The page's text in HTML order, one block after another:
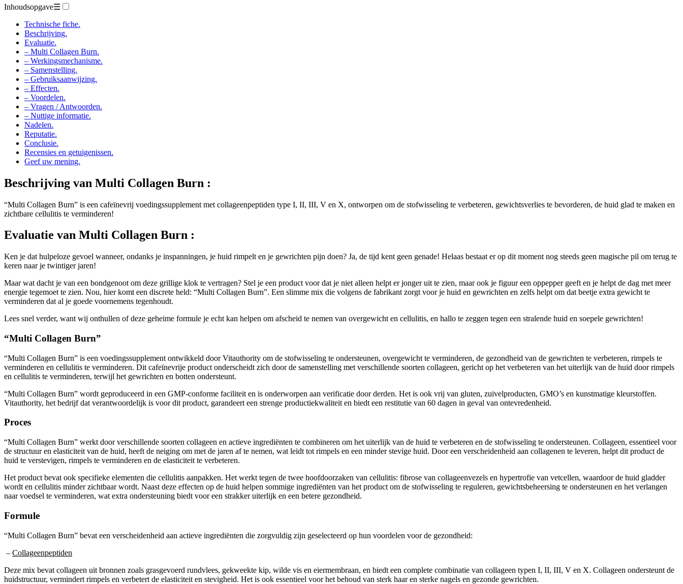
Inhoudsopgave☰
Technische fiche.
Beschrijving.
Evaluatie.
– Multi Collagen Burn.
– Werkingsmechanisme.
– Samenstelling.
– Gebruiksaanwijzing.
– Effecten.
– Voordelen.
– Vragen / Antwoorden.
– Nuttige informatie.
Nadelen.
Reputatie.
Conclusie.
Recensies en getuigenissen.
Geef uw mening.
Beschrijving van Multi Collagen Burn :
“Multi Collagen Burn” is een cafeïnevrij voedingssupplement met collageenpeptiden type I, II, III, V en X, ontworpen om de stofwisseling te verbeteren, gewichtsverlies te bevorderen, de huid glad te maken en
zichtbare cellulitis te verminderen!
Evaluatie van Multi Collagen Burn :
Ken je dat hulpeloze gevoel wanneer, ondanks je inspanningen, je huid rimpelt en je gewrichten pijn doen? Ja, de tijd kent geen genade! Helaas bestaat er op dit moment nog steeds geen magische pil om terug te
keren naar je twintiger jaren!
Maar wat dacht je van een bondgenoot om deze grillige klok te vertragen? Stel je een product voor dat je niet alleen helpt er jonger uit te zien, maar ook je figuur een oppepper geeft en je helpt de dag met meer
energie tegemoet te zien. Nou, hier komt een discrete held: “Multi Collagen Burn”. Een slimme mix die volgens de fabrikant zorgt voor je huid en gewrichten en zelfs helpt om dat beetje extra gewicht te
verminderen dat al je goede voornemens tegenhoudt.
Lees snel verder, want wij onthullen of deze geheime formule je echt kan helpen om afscheid te nemen van overgewicht en cellulitis, en hallo te zeggen tegen een stralende huid en soepele gewrichten!
“Multi Collagen Burn”
“Multi Collagen Burn” is een voedingssupplement ontwikkeld door Vitauthority om de stofwisseling te ondersteunen, overgewicht te verminderen, de gezondheid van de gewrichten te verbeteren, rimpels te
verminderen en cellulitis te verminderen. Dit cafeïnevrije product onderscheidt zich door de samenstelling met verschillende soorten collageen, gericht op het verbeteren van het uiterlijk van de huid door rimpels
en cellulitis te verminderen, terwijl het gewrichten en botten ondersteunt.
“Multi Collagen Burn” wordt geproduceerd in een GMP-conforme faciliteit en is onderworpen aan verificatie door derden. Het is ook vrij van gluten, zuivelproducten, GMO’s en kunstmatige kleurstoffen.
Vitauthority, het bedrijf dat verantwoordelijk is voor dit product, garandeert een strenge productiekwaliteit en biedt een restitutie van 60 dagen in geval van ontevredenheid.
Proces
“Multi Collagen Burn” werkt door verschillende soorten collageen en actieve ingrediënten te combineren om het uiterlijk van de huid te verbeteren en de stofwisseling te ondersteunen. Collageen, essentieel voor
de structuur en elasticiteit van de huid, heeft de neiging om met de jaren af te nemen, wat leidt tot rimpels en een minder stevige huid. Door een verscheidenheid aan collagenen te leveren, helpt dit product de
huid te verstevigen, rimpels te verminderen en de elasticiteit te verbeteren.
Het product bevat ook specifieke elementen die cellulitis aanpakken. Het werkt tegen de twee hoofdoorzaken van cellulitis: fibrose van collageenvezels en hypertrofie van vetcellen, waardoor de huid gladder
wordt en cellulitis minder zichtbaar wordt. Naast deze effecten op de huid helpen sommige ingrediënten van het product om de stofwisseling te reguleren, gewichtsbeheersing te ondersteunen en het verlangen
naar voedsel te verminderen, wat extra ondersteuning biedt voor een strakker uiterlijk en een betere gezondheid.
Formule
“Multi Collagen Burn” bevat een verscheidenheid aan actieve ingrediënten die zorgvuldig zijn geselecteerd op hun voordelen voor de gezondheid:
– Collageenpeptiden
Deze mix bevat collageen uit bronnen zoals grasgevoerd rundvlees, gekweekte kip, wilde vis en eiermembraan, en biedt een complete combinatie van collageen typen I, II, III, V en X. Collageen ondersteunt de
huidstructuur, vermindert rimpels en verbetert de elasticiteit en stevigheid. Het is ook essentieel voor het behoud van sterk haar en sterke nagels en gezonde gewrichten.